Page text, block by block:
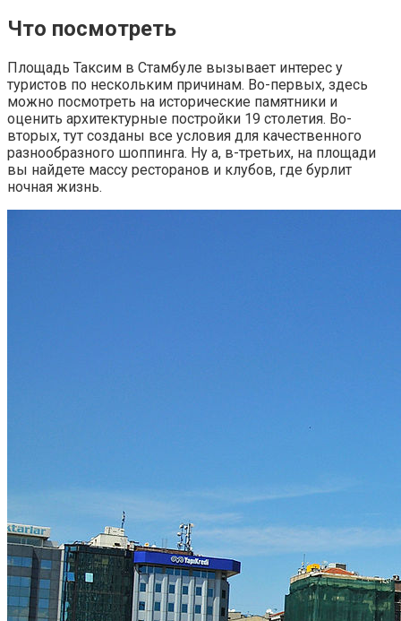
Что посмотреть
Площадь Таксим в Стамбуле вызывает интерес у
туристов по нескольким причинам. Во-первых, здесь
можно посмотреть на исторические памятники и
оценить архитектурные постройки 19 столетия. Во-
вторых, тут созданы все условия для качественного
разнообразного шоппинга. Ну а, в-третьих, на площади
вы найдете массу ресторанов и клубов, где бурлит
ночная жизнь.